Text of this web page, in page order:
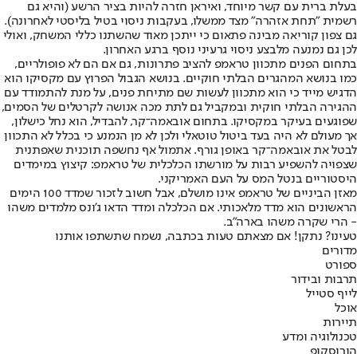
בעלת ברית עם קשר מיוחד, ואיראן חזרה להיות בציר הרשע (והיא גם
רשמית "תחת אזהרה" מצד ממשלו, בעקבות ניסוי בטיל בליסטי לאחרונה).
גם צפון קוריאה מבינה פתאום כי ייתכן מאוד שהשתנו כללי המשחק, ואולי
לכן גם נמנעה מלבצע ניסוי גרעיני נוסף ברגע האחרון.
בתחום הפנים מתכוון טראמפ להציב פתרונות, גם אם הם לא פופולריים,
כמו בנושא המהגרים הבלתי חוקיים. בנושא הגבול הפרוץ עם מקסיקו הוא
הדגיש מייד כי הוא מתכוון לעשות שם מתיחת פנים, על מנת להתמודד עם
ההגירה הבלתי חוקית ובמקביל גם לתת מכה אנושה לקרטלים של הסמים,
שפוגעים בעיקר במקסיקו. בתחום אובאמה־קר, להבדיל, הוא נחל כישלון,
אך מעולם לא היה בעד ביטול טוטאלי ולכן לא מן הנמנע כי בכלל לא התכוון
לבטל את אובאמה־קר באופן גורף. אתמול אף נחשפה תוכנית שאפתנית
שצפויה להשפיע רבות על מורשתו הכלכלית של טראמפ: קיצוץ במימדים
היסטוריים בנטל המס על העם האמריקני.
מאזן הביניים של טראמפ אינו מושלם, אבל חשוב לזכור שמדד 100 הימים
הראשונים הוא מדד מלאכותי. אם הכלכלה ומדד הדאו ג'ונס מלמדים משהו
- הרי שקרה משהו בארה"ב.
טעינו? נתקן! אם מצאתם טעות בכתבה, נשמח שתשתפו אותנו
מדורים
ספורט
תרבות ובידור
לייף סטייל
אוכל
תיירות
טכנולוגיה ומדע